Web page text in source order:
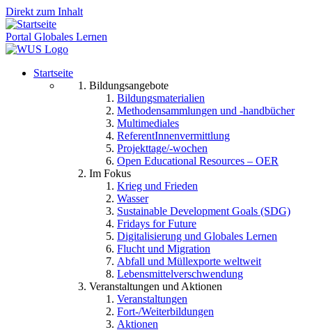
Direkt zum Inhalt
Portal Globales Lernen
Startseite
Bildungsangebote
Bildungsmaterialien
Methodensammlungen und -handbücher
Multimediales
ReferentInnenvermittlung
Projekttage/-wochen
Open Educational Resources – OER
Im Fokus
Krieg und Frieden
Wasser
Sustainable Development Goals (SDG)
Fridays for Future
Digitalisierung und Globales Lernen
Flucht und Migration
Abfall und Müllexporte weltweit
Lebensmittelverschwendung
Veranstaltungen und Aktionen
Veranstaltungen
Fort-/Weiterbildungen
Aktionen